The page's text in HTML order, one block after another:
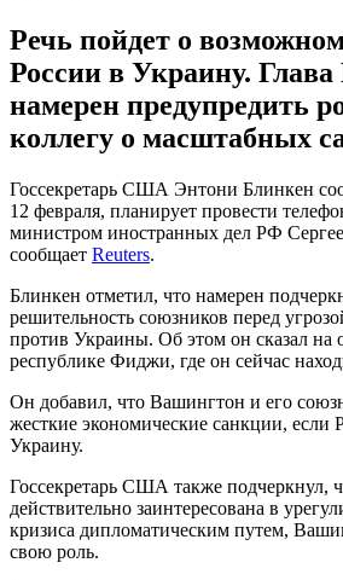
Речь пойдет о
России в Украину. Глава
намерен предупредить
коллегу о масштабных
Госсекретарь США Энтони Блинкен
12 февраля, планирует провести
министром иностранных дел РФ
сообщает Reuters.
Блинкен отметил, что намерен
решительность союзников перед
против Украины. Об этом он сказал на
республике Фиджи, где он сейчас
Он добавил, что Вашингтон и его
жесткие экономические санкции, если
Украину.
Госсекретарь США также подчеркнул,
действительно заинтересована в
кризиса дипломатическим путем,
свою роль.